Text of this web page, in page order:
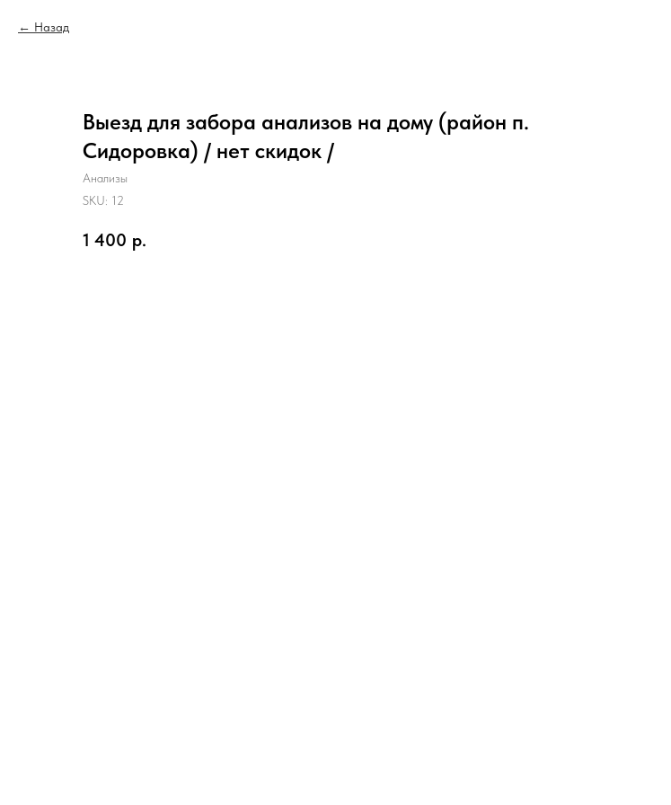
Назад
Выезд для забора анализов на дому (район п.
Сидоровка) / нет скидок /
Анализы
SKU: 12
1 400 р.